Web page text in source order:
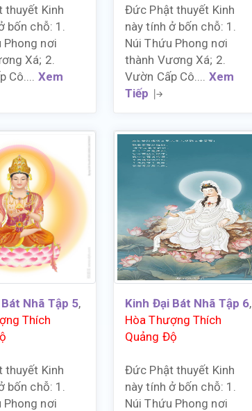
thuyết Kinh
bốn chỗ: 1.
Phong nơi
Xá; 2.
Cô.... Xem
Đức Phật thuyết Kinh
này tính ở bốn chỗ: 1.
Núi Thứu Phong nơi
thành Vương Xá; 2.
Vườn Cấp Cô.... Xem
Tiếp
Nhã Tập 5,
Thích
thuyết Kinh
bốn chỗ: 1.
Phong nơi
Kinh Đại Bát Nhã Tập 6,
Hòa Thượng Thích
Quảng Độ
Đức Phật thuyết Kinh
này tính ở bốn chỗ: 1.
Núi Thứu Phong nơi